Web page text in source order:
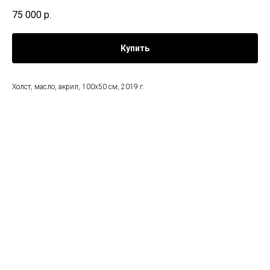
75 000 р.
Купить
Холст, масло, акрил, 100х50 см, 2019 г.